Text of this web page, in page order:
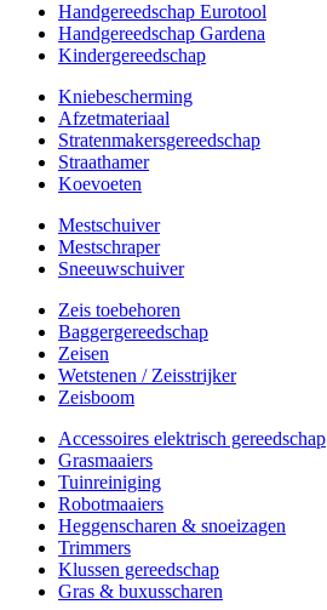
Handgereedschap Eurotool
Handgereedschap Gardena
Kindergereedschap
Kniebescherming
Afzetmateriaal
Stratenmakersgereedschap
Straathamer
Koevoeten
Mestschuiver
Mestschraper
Sneeuwschuiver
Zeis toebehoren
Baggergereedschap
Zeisen
Wetstenen / Zeisstrijker
Zeisboom
Accessoires elektrisch gereedschap
Grasmaaiers
Tuinreiniging
Robotmaaiers
Heggenscharen & snoeizagen
Trimmers
Klussen gereedschap
Gras & buxusscharen